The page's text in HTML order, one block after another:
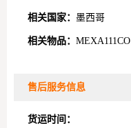
相关国家： 墨西哥
相关物品： MEXA111CO
售后服务信息
货运时间：